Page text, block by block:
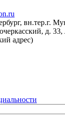
вн.тер.г.
д.
адрес)